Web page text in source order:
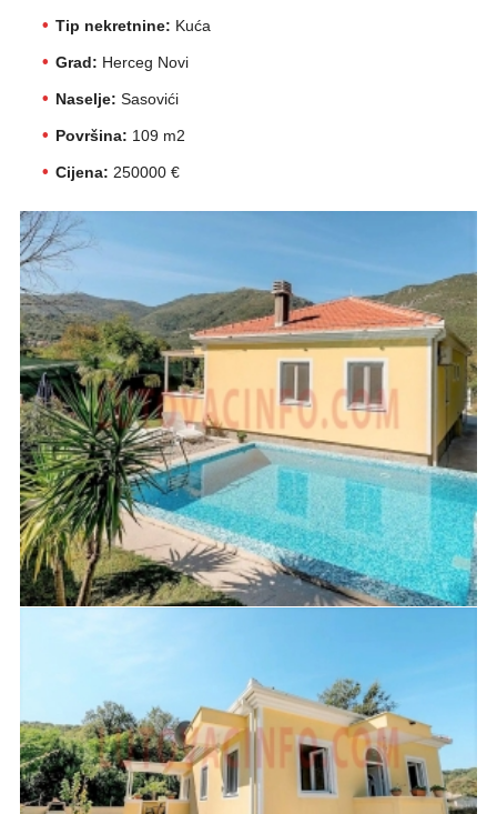
Tip nekretnine: Kuća
Grad: Herceg Novi
Naselje: Sasovići
Površina: 109 m2
Cijena: 250000 €